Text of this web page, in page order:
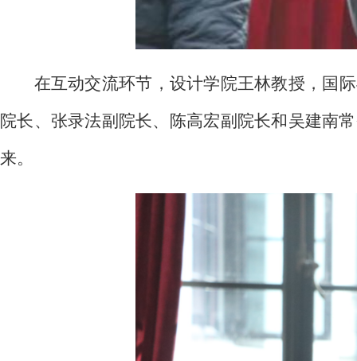
在互动交流环节，设计学院王林教授，国
院长、张录法副院长、陈高宏副院长和吴建南
来。